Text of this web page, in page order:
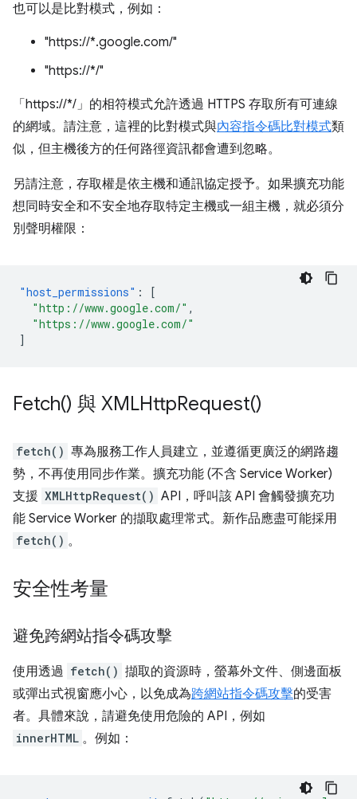
也可以是比對模式，例如：
"https://*.google.com/"
"https://*/"
「https://*/」的相符模式允許透過 HTTPS 存取所有可連線
的網域。請注意，這裡的比對模式與內容指令碼比對模式類
似，但主機後方的任何路徑資訊都會遭到忽略。
另請注意，存取權是依主機和通訊協定授予。如果擴充功能
想同時安全和不安全地存取特定主機或一組主機，就必須分
別聲明權限：
"host_permissions" :
[
"http://www.google.com/" ,
"https://www.google.com/"
]
Fetch() 與 XMLHttpRequest()
fetch() 專為服務工作人員建立，並遵循更廣泛的網路趨
勢，不再使用同步作業。擴充功能 (不含 Service Worker)
支援 XMLHttpRequest() API，呼叫該 API 會觸發擴充功
能 Service Worker 的擷取處理常式。新作品應盡可能採用
fetch() 。
安全性考量
避免跨網站指令碼攻擊
使用透過 fetch() 擷取的資源時，螢幕外文件、側邊面板
或彈出式視窗應小心，以免成為跨網站指令碼攻擊的受害
者。具體來說，請避免使用危險的 API，例如
innerHTML 。例如：